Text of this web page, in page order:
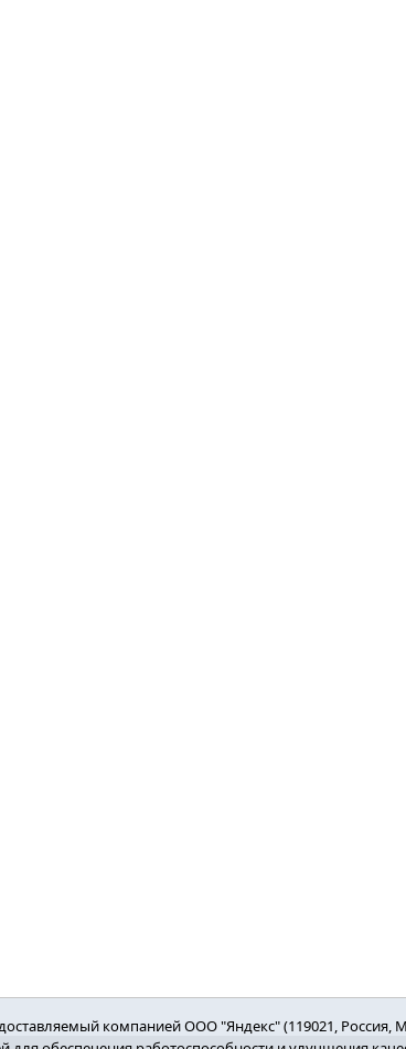
компанией ООО "Яндекс" (119021, Россия,